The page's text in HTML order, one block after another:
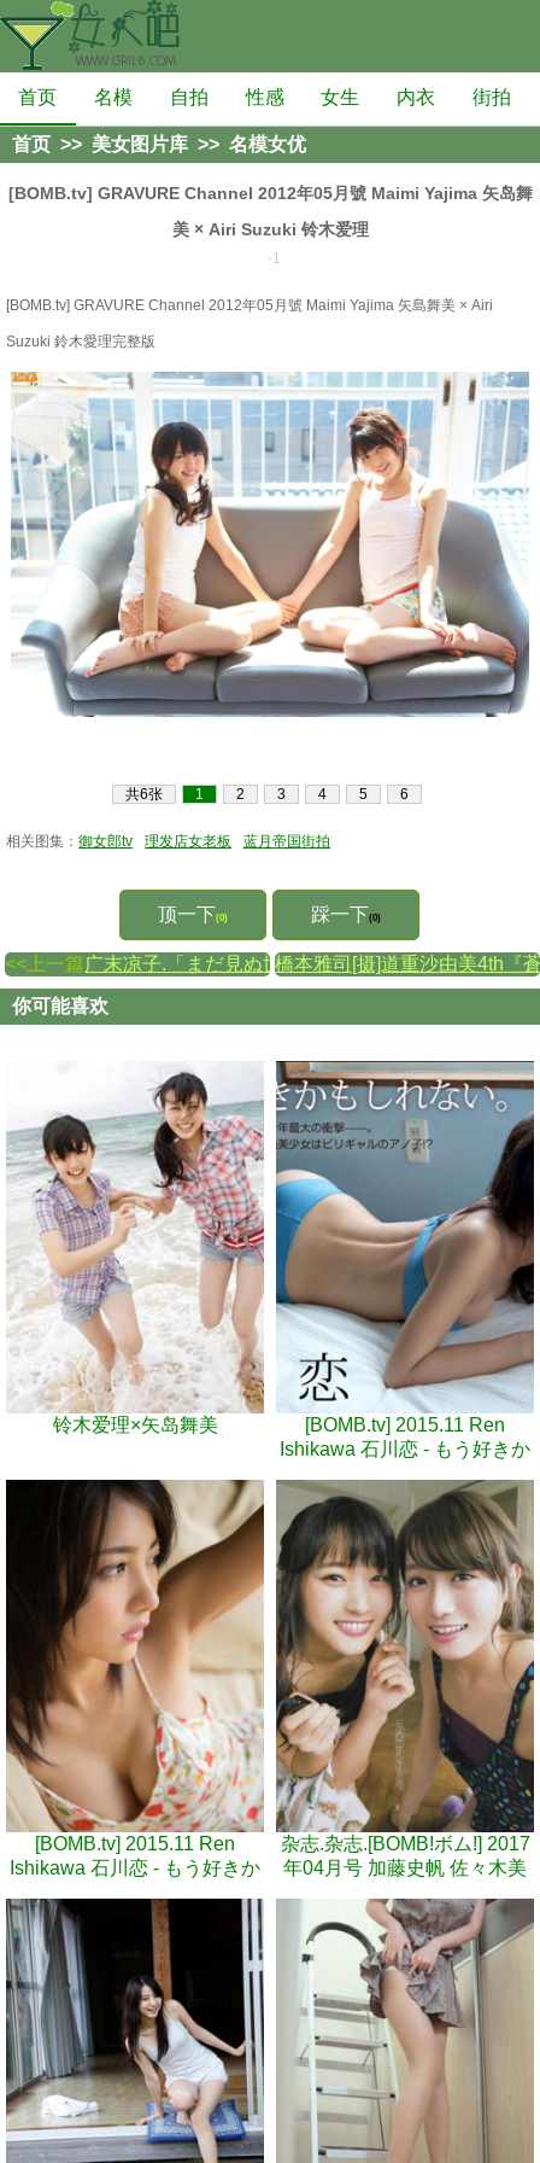
首页 名模 自拍 性感 女生 内衣 街拍
首页 >> 美女图片库 >> 名模女优
[BOMB.tv] GRAVURE Channel 2012年05月號 Maimi Yajima 矢岛舞
美 × Airi Suzuki 铃木爱理
-1
[BOMB.tv] GRAVURE Channel 2012年05月號 Maimi Yajima 矢島舞美 × Airi
Suzuki 鈴木愛理完整版
共6张 1 2 3 4 5 6
相关图集： 御女郎tv 理发店女老板 蓝月帝国街拍
顶一下(0) 踩一下(0)
<<上一篇广末凉子.「まだ見ぬ世界への扉を押し開ける」
橋本雅司[摄]道重沙由美4th『
你可能喜欢
铃木爱理×矢岛舞美
[BOMB.tv] 2015.11 Ren
Ishikawa 石川恋 - もう好きか
Channel [49.3MB]
[BOMB.tv] 2015.11 Ren
Ishikawa 石川恋 - もう好きか
Channel [49.3MB]photo
杂志.杂志.[BOMB!ボム!] 2017
年04月号 加藤史帆 佐々木美
佳 菅井友香 守屋茜